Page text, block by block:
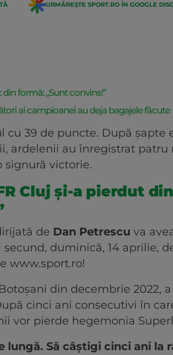
URMĂREȘTE SPORT.RO ÎN GOOGLE
formă: „Sunt convins!”
ai campioanei au deja bagajele făcute
cu 39 de puncte. După șapte
ardelenii au înregistrat patru
signură victorie.
Cluj și-a pierdut din
de Dan Petrescu va
duminică, 14 aprilie,
www.sport.ro!
din decembrie 2022,
cinci ani consecutivi în
vor pierde hegemonia
Să câștigi cinci ani la